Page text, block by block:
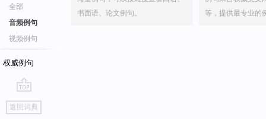
全部
音频例句
视频例句
权威例句
go
top
返回词典
书面语、论文例句。
等，提供最专业的